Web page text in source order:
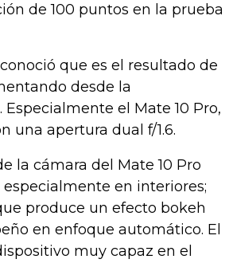
de 100 puntos en la prueba
que es el resultado de
desde la
el Mate 10 Pro,
una apertura dual f/1.6.
la cámara del Mate 10 Pro
en interiores;
produce un efecto bokeh
en enfoque automático. El
muy capaz en el